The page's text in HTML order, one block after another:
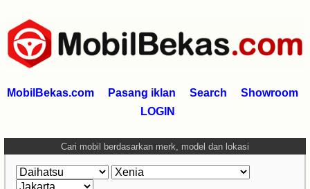
MobilBekas.com Pasang iklan Search
Showroom
LOGIN
Cari mobil berdasarkan merk, model dan lokasi